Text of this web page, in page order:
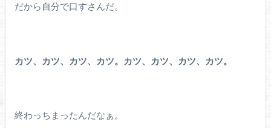
だから自分で口すさんだ。
カツ、カツ、カツ、カツ。カツ、カツ、カツ、カツ。
終わっちまったんだなぁ。